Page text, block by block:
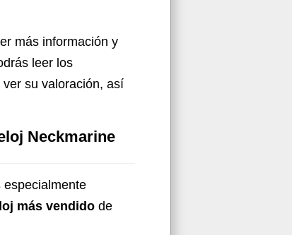
más información y
leer los
su valoración, así
Neckmarine
especialmente
más vendido de